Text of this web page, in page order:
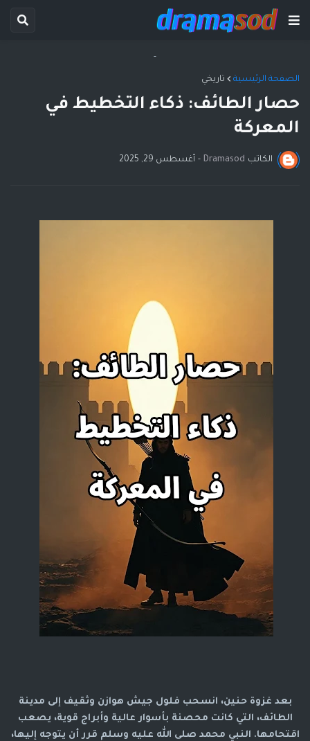
-
الصفحة الرئيسية تاريخي
حصار الطائف: ذكاء التخطيط في
المعركة
الكاتب Dramasod
- أغسطس 29, 2025
بعد غزوة حنين، انسحب فلول جيش هوازن وثقيف إلى مدينة
الطائف، التي كانت محصنة بأسوار عالية وأبراج قوية، يصعب
اقتحامها. النبي محمد صلى الله عليه وسلم قرر أن يتوجه إليها،